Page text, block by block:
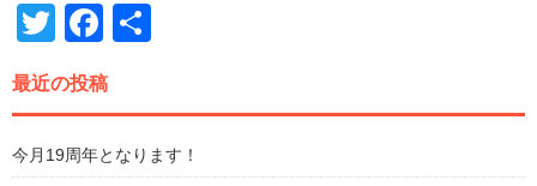
TwitterFacebook
最近の投稿
今月19周年となります！